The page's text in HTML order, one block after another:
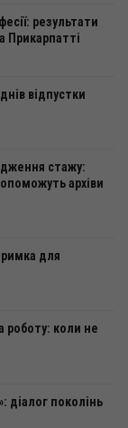
результати
Прикарпатті
відпустки
стажу:
архіви
для
роботу: коли не
діалог поколінь